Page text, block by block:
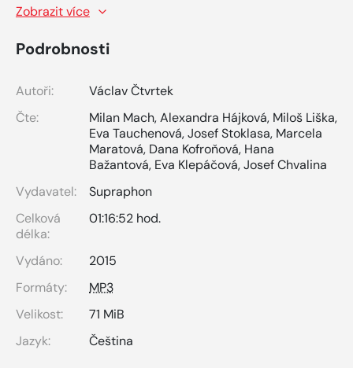
Zobrazit více
Podrobnosti
Autoři:
Václav Čtvrtek
Čte:
Milan Mach,Alexandra Hájková, Miloš Liška,
Eva Tauchenová,Josef Stoklasa, Marcela
Maratová, Dana Kofroňová, Hana
Bažantová, Eva Klepáčová,Josef Chvalina
Vydavatel:
Supraphon
Celková
délka:
01:16:52 hod.
Vydáno:
2015
Formáty:
MP3
Velikost:
71 MiB
Jazyk:
Čeština